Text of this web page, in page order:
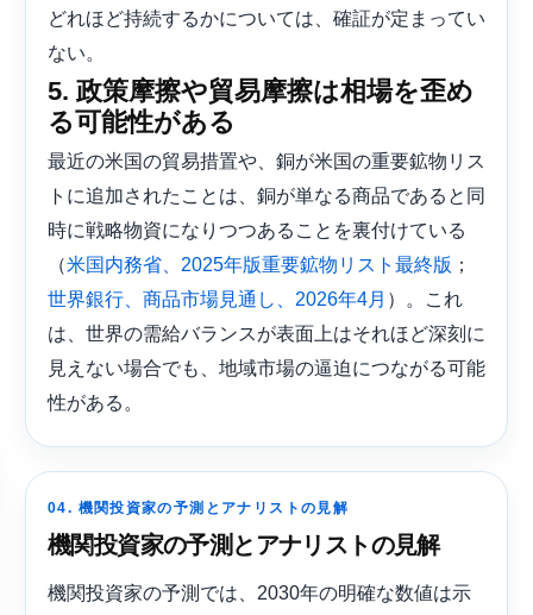
どれほど持続するかについては、確証が定まってい
ない。
5. 政策摩擦や貿易摩擦は相場を歪め
る可能性がある
最近の米国の貿易措置や、銅が米国の重要鉱物リス
トに追加されたことは、銅が単なる商品であると同
時に戦略物資になりつつあることを裏付けている
（米国内務省、2025年版重要鉱物リスト最終版 ；
世界銀行、商品市場見通し、2026年4月 ）。これ
は、世界の需給バランスが表面上はそれほど深刻に
見えない場合でも、地域市場の逼迫につながる可能
性がある。
04. 機関投資家の予測とアナリストの見解
機関投資家の予測とアナリストの見解
機関投資家の予測では、2030年の明確な数値は示